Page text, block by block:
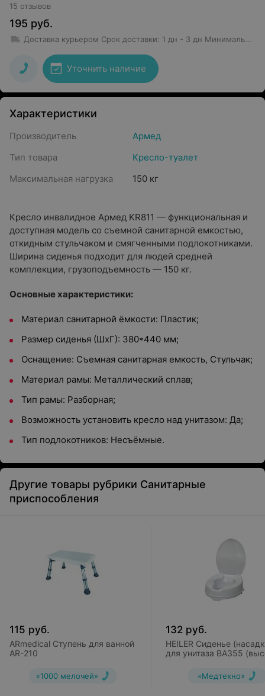
15 отзывов
195 руб.
Доставка курьером Срок доставки: 1 дн - 3 дн Минимальная сумма заказа: 50 руб.
Уточнить наличие
Характеристики
Производитель
Армед
Тип товара
Кресло-туалет
Максимальная нагрузка
150 кг
Кресло инвалидное Армед KR811 — функциональная и
доступная модель со съемной санитарной емкостью,
откидным стульчаком и смягченными подлокотниками.
Ширина сиденья подходит для людей средней
комплекции, грузоподъемность — 150 кг.
Основные характеристики:
Материал санитарной ёмкости: Пластик;
Размер сиденья (ШхГ): 380*440 мм;
Оснащение: Съемная санитарная емкость, Стульчак;
Материал рамы: Металлический сплав;
Тип рамы: Разборная;
Возможность установить кресло над унитазом: Да;
Тип подлокотников: Несъёмные.
Другие товары рубрики Санитарные
приспособления
115 руб.
ARmedical Ступень для ванной
AR-210
«1000 мелочей»
132 руб.
HEILER Сиденье
для унитаза BA355
«Медтехно»